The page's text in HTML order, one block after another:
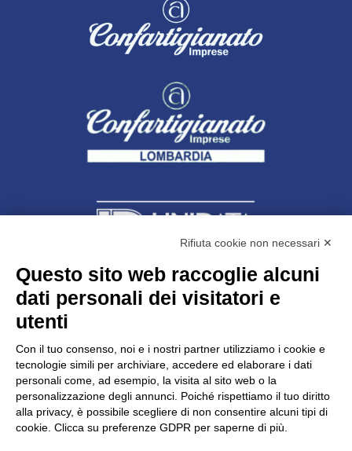
Unidata s.r.lcon unico socio
Largo dell’Artigianato, 1 - 23100 Sondrio
C.F. 00481790145 - N.REA SO-36426
PEC: unidata.sondrio@legalmail.it
Cap. soc. euro 100.000,00 i.v.
Rifiuta cookie non necessari ✕
Questo sito web raccoglie alcuni
dati personali dei visitatori e
utenti
Con il tuo consenso, noi e i nostri partner utilizziamo i cookie e
tecnologie simili per archiviare, accedere ed elaborare i dati
personali come, ad esempio, la visita al sito web o la
personalizzazione degli annunci. Poiché rispettiamo il tuo diritto
alla privacy, è possibile scegliere di non consentire alcuni tipi di
cookie. Clicca su preferenze GDPR per saperne di più.